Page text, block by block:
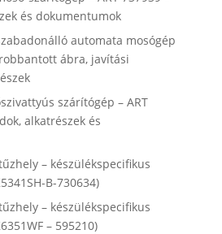
és dokumentumok
automata mosógép
ábra, javítási
szárítógép – ART
alkatrészek és
– készülékspecifikus
B-730634)
– készülékspecifikus
– 595210)